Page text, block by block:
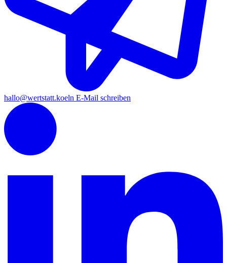
hallo@wertstatt.koeln E-Mail schreiben